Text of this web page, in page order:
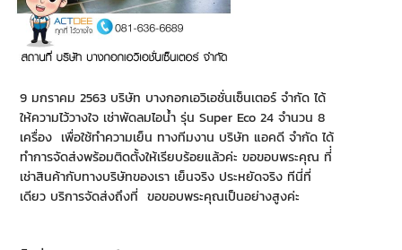
9 มกราคม 2563 บริษัท บางกอกเอวิเอชั่นเซ็นเตอร์ จำกัด ได้
ให้ความไว้วางใจ เช่าพัดลมไอน้ำ รุ่น Super Eco 24 จำนวน 8
เครื่อง เพื่อใช้ทำความเย็น ทางทีมงาน บริษัท แอคดี จำกัด ได้
ทำการจัดส่งพร้อมติดตั้งให้เรียบร้อยแล้วค่ะ ขอขอบพระคุณ ที่่
เช่าสินค้ากับทางบริษัทของเรา เย็นจริง ประหยัดจริง ทีนี่ที่
เดียว บริการจัดส่งถึงที่ ขอขอบพระคุณเป็นอย่างสูงค่ะ